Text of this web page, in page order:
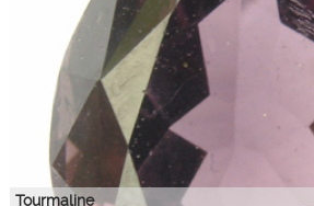
Tourmaline